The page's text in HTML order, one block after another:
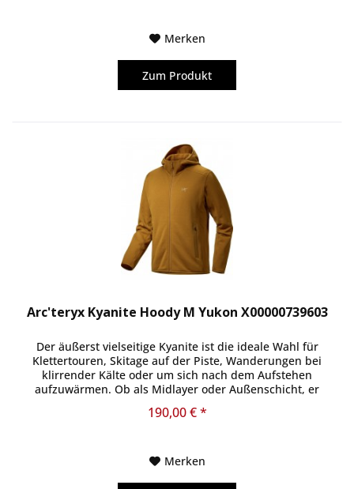
Merken
Zum Produkt
Arc'teryx Kyanite Hoody M Yukon X00000739603
Der äußerst vielseitige Kyanite ist die ideale Wahl für
Klettertouren, Skitage auf der Piste, Wanderungen bei
klirrender Kälte oder um sich nach dem Aufstehen
aufzuwärmen. Ob als Midlayer oder Außenschicht, er
190,00 € *
Merken